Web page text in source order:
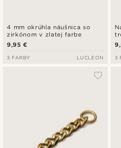
4 mm okrúhla náušnica so
zirkónom v zlatej farbe
9,95 €
3 FARBY LUCLEON 3